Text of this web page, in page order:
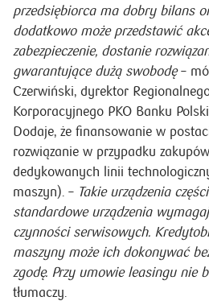
przedsiębiorca ma dobry bilans
dodatkowo może przedstawić
zabezpieczenie, dostanie
gwarantujące dużą swobodę–
Czerwiński, dyrektor
Korporacyjnego PKO Banku
Dodaje, że finansowanie w
rozwiązanie w przypadku
dedykowanych linii
maszyn). – Takie urządzenia
standardowe urządzenia
czynności serwisowych.
maszyny może ich dokonywać
zgodę. Przy umowie leasingu nie
tłumaczy.